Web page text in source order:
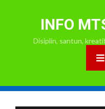
INFO
Disiplin, santun,